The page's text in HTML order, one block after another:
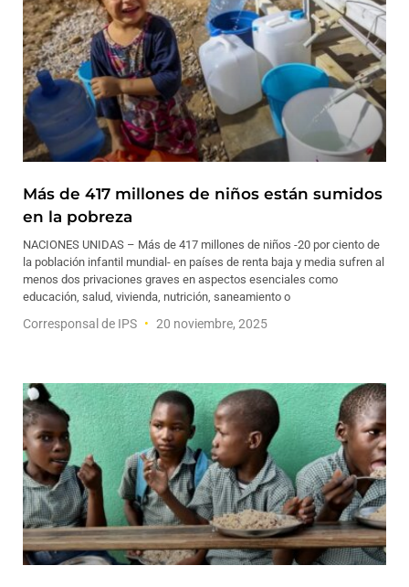
Más de 417 millones de niños están sumidos
en la pobreza
NACIONES UNIDAS – Más de 417 millones de niños -20 por ciento de
la población infantil mundial- en países de renta baja y media sufren al
menos dos privaciones graves en aspectos esenciales como
educación, salud, vivienda, nutrición, saneamiento o
Corresponsal de IPS 20 noviembre, 2025